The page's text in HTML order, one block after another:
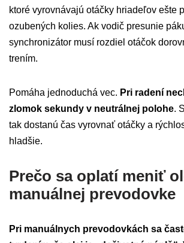
ktoré vyrovnávajú otáčky hriadeľov ešte
ozubených kolies. Ak vodič presunie
synchronizátor musí rozdiel otáčok
trením.
Pomáha jednoduchá vec. Pri radení
zlomok sekundy v neutrálnej polohe.
tak dostanú čas vyrovnať otáčky a
hladšie.
Prečo sa oplatí meniť
manuálnej prevodovke
Pri manuálnych prevodovkách sa